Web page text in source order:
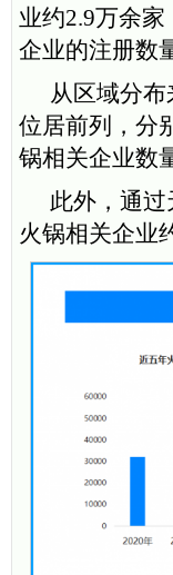
业约2.9万余
企业的注册数
从区域分
位居前列，分
锅相关企业数
此外，通
火锅相关企业